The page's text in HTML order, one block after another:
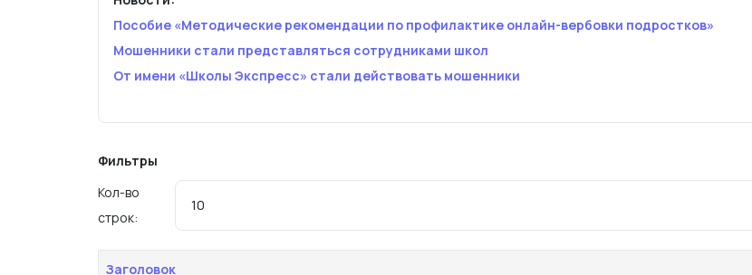
Пособие «Методические рекомендации по профилактике онлайн-вербовки подростков»
Мошенники стали представляться сотрудниками школ
От имени «Школы Экспресс» стали действовать мошенники
Фильтры
Кол-во
строк:
Заголовок